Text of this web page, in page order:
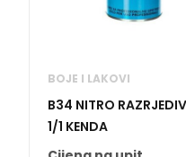
BOJE I LAKOVI
B34 NITRO
1/1 KENDA